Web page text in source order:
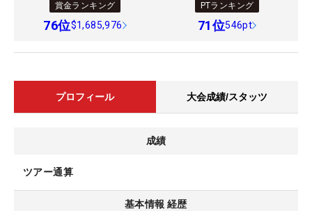
賞金ランキング
76位$1,685,976
PTランキング
71位546pt
プロフィール 大会成績/スタッツ
成績
ツアー通算
基本情報 経歴